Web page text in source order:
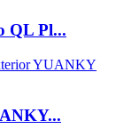
QL Pl...